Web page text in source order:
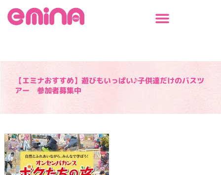
【エミナおすすめ】遊びもいっぱい♪子供達だけのバスツ
アー 参加者募集中